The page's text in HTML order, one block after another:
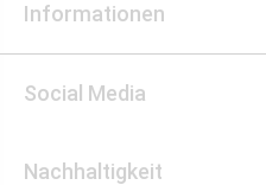
Informationen
Social Media
Nachhaltigkeit